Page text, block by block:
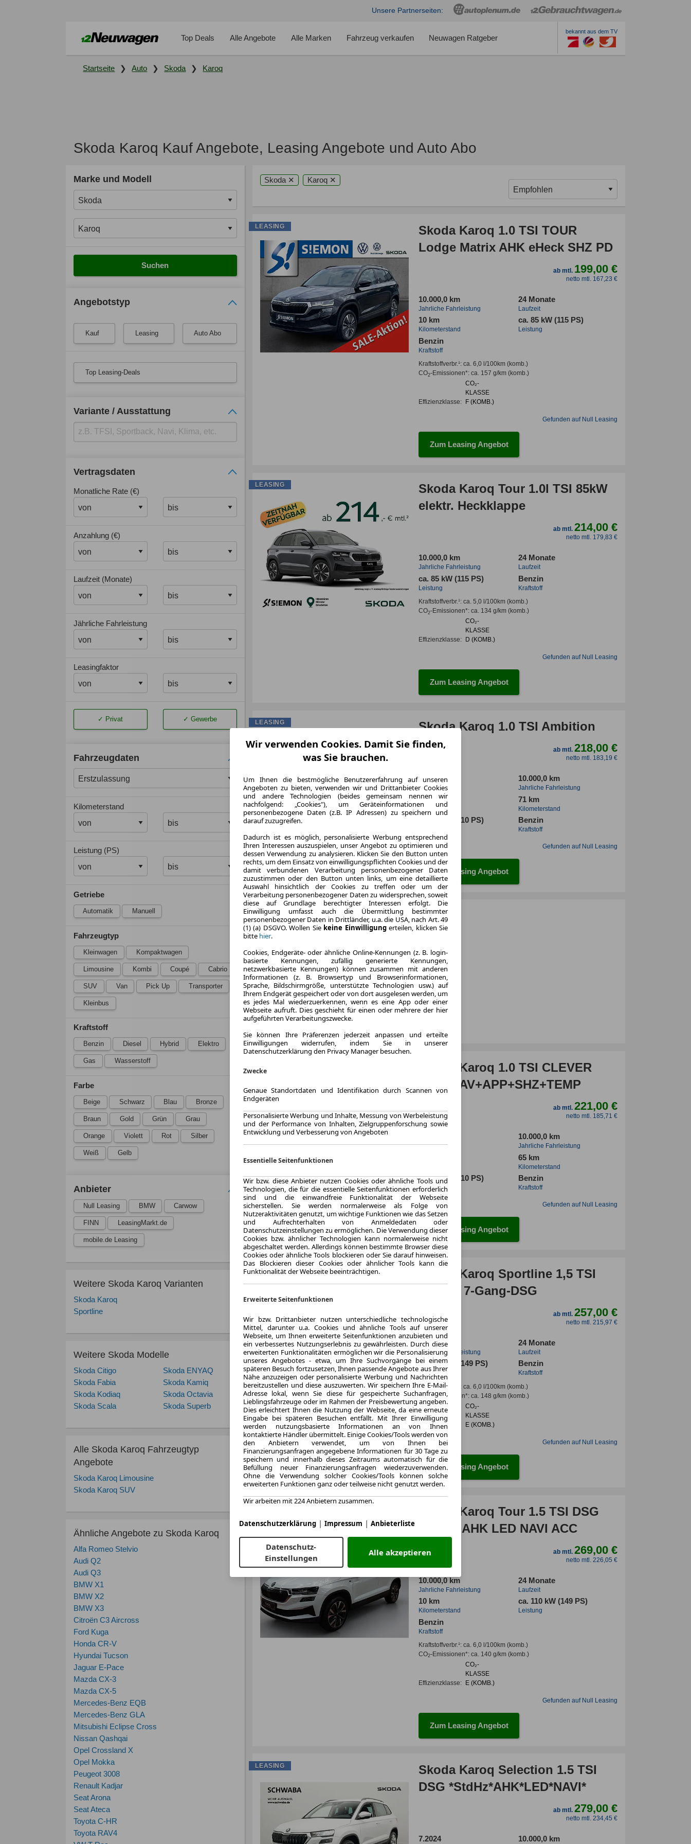
Unsere Partnerseiten:
Top Deals Alle Angebote Alle Marken Fahrzeug verkaufen Neuwagen Ratgeber
bekannt aus dem TV
Startseite Auto Skoda Karoq
Skoda Karoq Kauf Angebote, Leasing Angebote und Auto Abo
Marke und Modell
Suchen
Angebotstyp
Kauf Leasing Auto Abo
Top Leasing-Deals
Variante / Ausstattung
Vertragsdaten
Monatliche Rate (€)
Anzahlung (€)
Laufzeit (Monate)
Jährliche Fahrleistung
Leasingfaktor
Privat Gewerbe
Fahrzeugdaten
Kilometerstand
Leistung (PS)
Getriebe
Automatik Manuell
Fahrzeugtyp
Kleinwagen Kompaktwagen
Limousine Kombi Coupé Cabrio
SUV Van Pick Up Transporter
Kleinbus
Kraftstoff
Benzin Diesel Hybrid Elektro
Gas Wasserstoff
Farbe
Beige Schwarz Blau Bronze
Braun Gold Grün Grau
Orange Violett Rot Silber
Weiß Gelb
Anbieter
Null Leasing BMW Carwow
FINN LeasingMarkt.de
mobile.de Leasing
Weitere Skoda Karoq Varianten
Skoda Karoq
Sportline
Weitere Skoda Modelle
Skoda Citigo
Skoda ENYAQ
Skoda Fabia
Skoda Kamiq
Skoda Kodiaq
Skoda Octavia
Skoda Scala
Skoda Superb
Alle Skoda Karoq Fahrzeugtyp
Angebote
Skoda Karoq Limousine
Skoda Karoq SUV
Ähnliche Angebote zu Skoda Karoq
Alfa Romeo Stelvio
Audi Q2
Audi Q3
BMW X1
BMW X2
BMW X3
Citroën C3 Aircross
Ford Kuga
Honda CR-V
Hyundai Tucson
Jaguar E-Pace
Mazda CX-3
Mazda CX-5
Mercedes-Benz EQB
Mercedes-Benz GLA
Mitsubishi Eclipse Cross
Nissan Qashqai
Opel Crossland X
Opel Mokka
Peugeot 3008
Renault Kadjar
Seat Arona
Seat Ateca
Toyota C-HR
Toyota RAV4
Skoda ✕ Karoq ✕
Skoda Karoq 1.0 TSI TOUR
Lodge Matrix AHK eHeck SHZ PD
ab mtl. 199,00 €
netto mtl. 167,23 €
10.000,0 km
Jahrliche Fahrleistung
24 Monate
Laufzeit
10 km
Kilometerstand
ca. 85 kW (115 PS)
Leistung
Benzin
Kraftstoff
Kraftstoffverbr.¹: ca. 6,0 l/100km(komb.)
CO2-Emissionen*: ca. 157 g/km(komb.)
Effizienzklasse:
CO₂-
KLASSE
F (KOMB.)
Gefunden auf Null Leasing
Zum Leasing Angebot
LEASING
Skoda Karoq Tour 1.0l TSI 85kW
elektr. Heckklappe
ab mtl.214,00 €
netto mtl. 179,83 €
10.000,0 km
Jahrliche Fahrleistung
24 Monate
Laufzeit
ca. 85 kW (115 PS)
Leistung
Benzin
Kraftstoff
Kraftstoffverbr.¹: ca. 5,0 l/100km(komb.)
CO2-Emissionen*: ca. 134 g/km(komb.)
Effizienzklasse:
CO₂-
KLASSE
D (KOMB.)
Gefunden auf Null Leasing
Zum Leasing Angebot
LEASING
Skoda Karoq 1.0 TSI Ambition
ab mtl.218,00 €
netto mtl. 183,19 €
3.2023
Erstzulassung
10.000,0 km
Jahrliche Fahrleistung
48 Monate
Laufzeit
71 km
Kilometerstand
ca. 81 kW (110 PS) Benzin
Kraftstoff
Gefunden auf Null Leasing
Zum Leasing Angebot
LEASING
Skoda Karoq 1.0 TSI CLEVER
LED+NAV+APP+SHZ+TEMP
ab mtl.221,00 €
netto mtl. 185,71 €
Erstzulassung
10.000,0 km
Jahrliche Fahrleistung
65 km
Kilometerstand
ca. 81 kW (110 PS)
Leistung
Benzin
Kraftstoff
Gefunden auf Null Leasing
Zum Leasing Angebot
Skoda Karoq Sportline 1,5 TSI
110 kW 7-Gang-DSG
ab mtl.257,00 €
netto mtl. 215,97 €
10.000,0 km
Jahrliche Fahrleistung
24 Monate
Laufzeit
ca. 110 kW (149 PS)
Leistung
Benzin
Kraftstoff
Kraftstoffverbr.¹: ca. 6,0 l/100km(komb.)
CO2-Emissionen*: ca. 148 g/km(komb.)
Effizienzklasse:
CO₂-
KLASSE
E (KOMB.)
Gefunden auf Null Leasing
Zum Leasing Angebot
LEASING
Skoda Karoq Tour 1.5 TSI DSG
150 PS AHK LED NAVI ACC
ab mtl.269,00 €
netto mtl. 226,05 €
10.000,0 km
Jahrliche Fahrleistung
24 Monate
Laufzeit
10 km
Kilometerstand
ca. 110 kW (149 PS)
Leistung
Benzin
Kraftstoff
Kraftstoffverbr.¹: ca. 6,0 l/100km(komb.)
CO2-Emissionen*: ca. 140 g/km(komb.)
Effizienzklasse:
CO₂-
KLASSE
E (KOMB.)
Gefunden auf Null Leasing
Zum Leasing Angebot
Skoda Karoq Selection 1.5 TSI
DSG *StdHz*AHK*LED*NAVI*
ab mtl.279,00 €
netto mtl. 234,45 €
7.2024 10.000,0 km
LEASING
Wir verwenden Cookies. Damit Sie finden,
was Sie brauchen.
Um Ihnen die bestmögliche Benutzererfahrung auf unseren
Angeboten zu bieten, verwenden wir und Drittanbieter Cookies
und andere Technologien (beides gemeinsam nennen wir
nachfolgend: „Cookies"), um Geräteinformationen und
personenbezogene Daten (z.B. IP Adressen) zu speichern und
darauf zuzugreifen.
Dadurch ist es möglich, personalisierte Werbung entsprechend
Ihren Interessen auszuspielen, unser Angebot zu optimieren und
dessen Verwendung zu analysieren. Klicken Sie den Button unten
rechts, um dem Einsatz von einwilligungspflichten Cookies und der
damit verbundenen Verarbeitung personenbezogener Daten
zuzustimmen oder den Button unten links, um eine detaillierte
Auswahl hinsichtlich der Cookies zu treffen oder um der
Verarbeitung personenbezogener Daten zu widersprechen, soweit
diese auf Grundlage berechtigter Interessen erfolgt. Die
Einwilligung umfasst auch die Übermittlung bestimmter
personenbezogener Daten in Drittländer, u.a. die USA, nach Art. 49
(1) (a) DSGVO. Wollen Sie keine Einwilligungerteilen, klicken Sie
bitte hier.
Cookies, Endgeräte- oder ähnliche Online-Kennungen (z. B. login-
basierte Kennungen, zufällig generierte Kennungen,
netzwerkbasierte Kennungen) können zusammen mit anderen
Informationen (z. B. Browsertyp und Browserinformationen,
Sprache, Bildschirmgröße, unterstützte Technologien usw.) auf
Ihrem Endgerät gespeichert oder von dort ausgelesen werden, um
es jedes Mal wiederzuerkennen, wenn es eine App oder einer
Webseite aufruft. Dies geschieht für einen oder mehrere der hier
aufgeführten Verarbeitungszwecke.
Sie können Ihre Präferenzen jederzeit anpassen und erteilte
Einwilligungen widerrufen, indem Sie in unserer
Datenschutzerklärung den Privacy Manager besuchen.
Zwecke
Genaue Standortdaten und Identifikation durch Scannen von
Endgeräten
Personalisierte Werbung und Inhalte, Messung von Werbeleistung
und der Performance von Inhalten, Zielgruppenforschung sowie
Entwicklung und Verbesserung von Angeboten
Essentielle Seitenfunktionen
Wir bzw. diese Anbieter nutzen Cookies oder ähnliche Tools und
Technologien, die für die essentielle Seitenfunktionen erforderlich
sind und die einwandfreie Funktionalität der Webseite
sicherstellen. Sie werden normalerweise als Folge von
Nutzeraktivitäten genutzt, um wichtige Funktionen wie das Setzen
und Aufrechterhalten von Anmeldedaten oder
Datenschutzeinstellungen zu ermöglichen. Die Verwendung dieser
Cookies bzw. ähnlicher Technologien kann normalerweise nicht
abgeschaltet werden. Allerdings können bestimmte Browser diese
Cookies oder ähnliche Tools blockieren oder Sie darauf hinweisen.
Das Blockieren dieser Cookies oder ähnlicher Tools kann die
Funktionalität der Webseite beeinträchtigen.
Erweiterte Seitenfunktionen
Wir bzw. Drittanbieter nutzen unterschiedliche technologische
Mittel, darunter u.a. Cookies und ähnliche Tools auf unserer
Webseite, um Ihnen erweiterte Seitenfunktionen anzubieten und
ein verbessertes Nutzungserlebnis zu gewährleisten. Durch diese
erweiterten Funktionalitäten ermöglichen wir die Personalisierung
unseres Angebotes - etwa, um Ihre Suchvorgänge bei einem
späteren Besuch fortzusetzen, Ihnen passende Angebote aus Ihrer
Nähe anzuzeigen oder personalisierte Werbung und Nachrichten
bereitzustellen und diese auszuwerten. Wir speichern Ihre E-Mail-
Adresse lokal, wenn Sie diese für gespeicherte Suchanfragen,
Lieblingsfahrzeuge oder im Rahmen der Preisbewertung angeben.
Dies erleichtert Ihnen die Nutzung der Webseite, da eine erneute
Eingabe bei späteren Besuchen entfällt. Mit Ihrer Einwilligung
werden nutzungsbasierte Informationen an von Ihnen
kontaktierte Händler übermittelt. Einige Cookies/Tools werden von
den Anbietern verwendet, um von Ihnen bei
Finanzierungsanfragen angegebene Informationen für 30 Tage zu
speichern und innerhalb dieses Zeitraums automatisch für die
Befüllung neuer Finanzierungsanfragen wiederzuverwenden.
Ohne die Verwendung solcher Cookies/Tools können solche
erweiterten Funktionen ganz oder teilweise nicht genutzt werden.
Wir arbeiten mit 224 Anbietern zusammen.
Datenschutzerklärung | Impressum | Anbieterliste
Datenschutz-
Einstellungen
Alle akzeptieren